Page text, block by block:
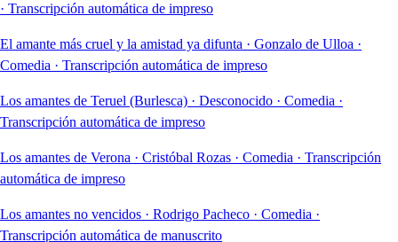
· Transcripción automática de impreso
El amante más cruel y la amistad ya difunta · Gonzalo de Ulloa ·
Comedia · Transcripción automática de impreso
Los amantes de Teruel (Burlesca) · Desconocido · Comedia ·
Transcripción automática de impreso
Los amantes de Verona · Cristóbal Rozas · Comedia · Transcripción
automática de impreso
Los amantes no vencidos · Rodrigo Pacheco · Comedia ·
Transcripción automática de manuscrito